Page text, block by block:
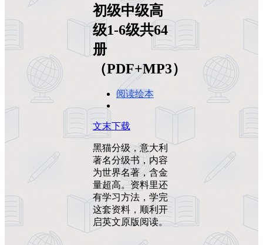
初级中级高
级1-6级共64
册
（PDF+MP3）
阅读绘本
文末下载
黑猫分级，意大利
著名分级书，内容
为世界名著，含金
量超高。资料里还
有学习方法，学完
这套资料，顺利开
启英文原版阅读。